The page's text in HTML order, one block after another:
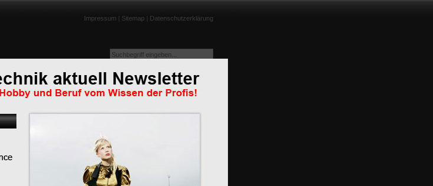
Impressum | Sitemap | Datenschutzerklärung
Tests Links Downloads Humor
verpassen Sie keine Nachricht mehr!
Anleitung für den Internet Explorer 7
Anleitung für Firefox 2.0